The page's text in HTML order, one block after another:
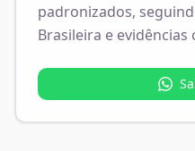
padronizados,
Brasileira e evidências